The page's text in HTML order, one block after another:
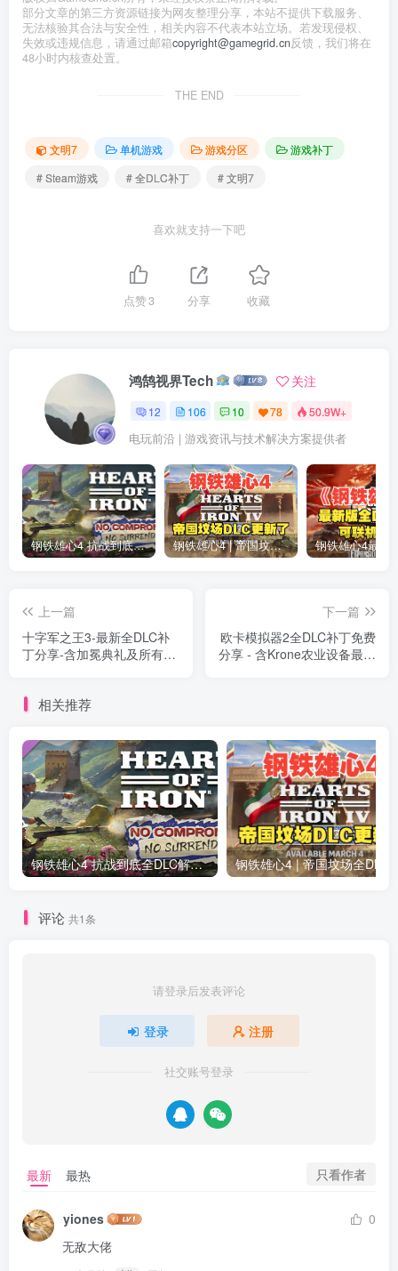
部分文章的第三方资源链接为网友整理分享，本站不提供下载服务、
无法核验其合法与安全性，相关内容不代表本站立场。若发现侵权、
失效或违规信息，请通过邮箱copyright@gamegrid.cn反馈，我们将在
48小时内核查处置。
THE END
文明7 单机游戏 游戏分区
游戏补丁
# Steam游戏
# 全DLC补丁 # 文明7
喜欢就支持一下吧
点赞3 分享 收藏
鸿鹄视界Tech 关注
12 106 10 78 50.9W+
电玩前沿 | 游戏资讯与技术解决方案提供者
钢铁雄心4 抗战到底全DLC解锁补丁免费分享 1.17最新版2025 钢铁雄心4 | 帝国坟场全DLC解锁补丁免费下载_1.16最新版2025
上一篇
十字军之王3-最新全DLC补
丁分享-含加冕典礼及所有内
下一篇
欧卡模拟器2全DLC补丁免费
分享 - 含Krone农业设备最新
相关推荐
钢铁雄心4 抗战到底全DLC解锁补丁免费分享 1.17最新版2025
评论 共1条
请登录后发表评论
登录 注册
社交账号登录
最新 最热 只看作者
yiones
0
无敌大佬